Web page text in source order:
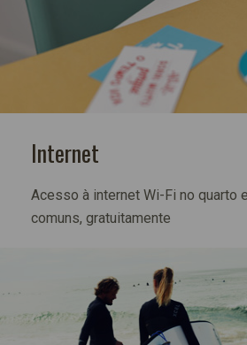
Internet
Acesso à internet Wi-Fi no quarto
comuns, gratuitamente